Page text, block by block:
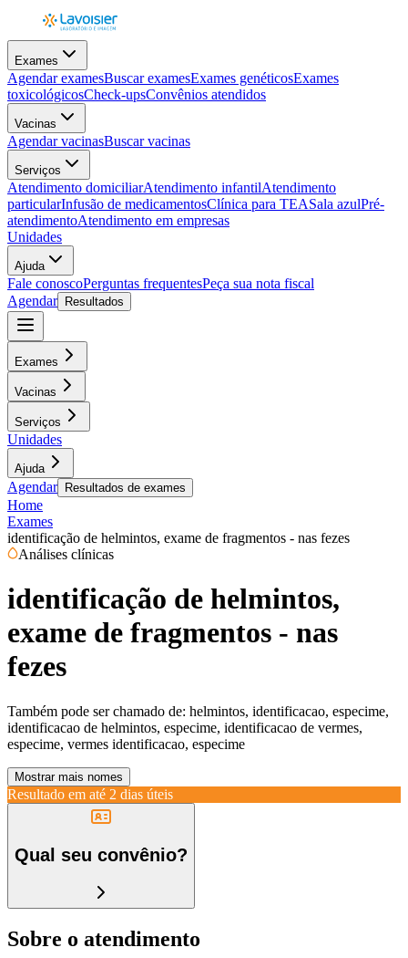
Exames
Agendar examesBuscar examesExames genéticosExames
toxicológicosCheck-upsConvênios atendidos
Vacinas
Agendar vacinasBuscar vacinas
Serviços
Atendimento domiciliarAtendimento infantilAtendimento
particularInfusão de medicamentosClínica para TEASala azulPré-
atendimentoAtendimento em empresas
Unidades
Ajuda
Fale conoscoPerguntas frequentesPeça sua nota fiscal
Agendar
Resultados
Exames
Vacinas
Serviços
Unidades
Ajuda
Agendar Resultados de exames
Home
Exames
identificação de helmintos, exame de fragmentos - nas fezes
Análises clínicas
identificação de helmintos,
exame de fragmentos - nas
fezes
Também pode ser chamado de: helmintos, identificacao, especime,
identificacao de helmintos, especime, identificacao de vermes,
especime, vermes identificacao, especime
Mostrar mais nomes
Resultado em até 2 dias úteis
Qual seu convênio?
Sobre o atendimento